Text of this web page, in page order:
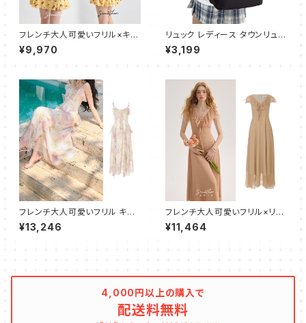
フレンチ大人可愛いフリル×キャ
ミワンピース ショート
¥9,970
リュック レディース タウンリュッ
ク 大容量 スクールリュック バッ
クパック リュック 黑 通学 通勤
¥3,199
フレンチ大人可愛いフリル キャ
ミワンピース フレア ロング
¥13,246
フレンチ大人可愛いフリル×リボ
ン×ボタン ロングワンピース
¥11,464
4,000円以上の購入で
配送料無料